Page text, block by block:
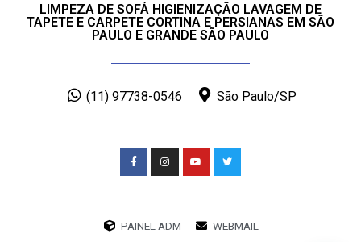
LIMPEZA DE SOFÁ HIGIENIZAÇÃO LAVAGEM DE
TAPETE E CARPETE CORTINA E PERSIANAS EM SÃO
PAULO E GRANDE SÃO PAULO
(11) 97738-0546 São Paulo/SP
PAINEL ADM WEBMAIL